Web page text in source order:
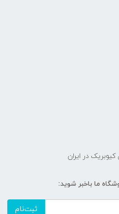
کیوبریک در ایران
ما باخبر شوید:
ثبت‌نام